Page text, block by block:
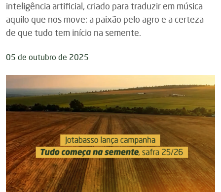
inteligência artificial, criado para traduzir em música
aquilo que nos move: a paixão pelo agro e a certeza
de que tudo tem início na semente.
05 de outubro de 2025